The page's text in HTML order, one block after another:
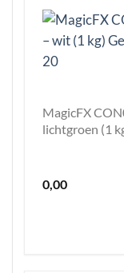
MagicFX
lichtgroen (1
0,00